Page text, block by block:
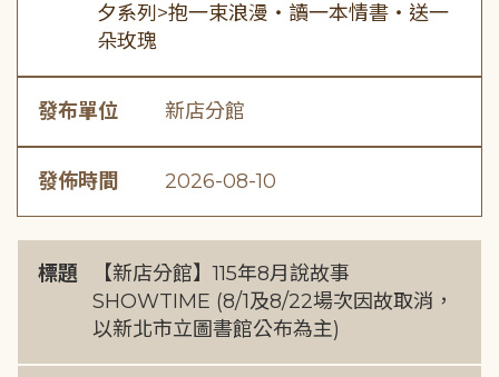
夕系列>抱一束浪漫・讀一本情書・送一
朵玫瑰
發布單位 新店分館
發佈時間 2026-08-10
標題
【新店分館】115年8月說故事
SHOWTIME (8/1及8/22場次因故取消，
以新北市立圖書館公布為主)